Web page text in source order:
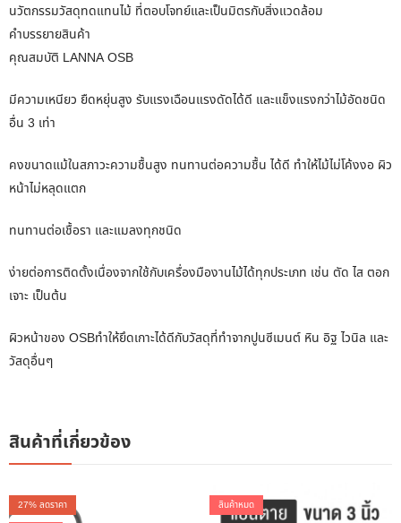
นวัตกรรมวัสดุทดแทนไม้ ที่ตอบโจทย์และเป็นมิตรกับสิ่งแวดล้อม
คำบรรยายสินค้า
คุณสมบัติ LANNA OSB
มีความเหนียว ยืดหยุ่นสูง รับแรงเฉือนแรงดัดได้ดี และแข็งแรงกว่าไม้อัดชนิด
อื่น 3 เท่า
คงขนาดแม้ในสภาวะความชื้นสูง ทนทานต่อความชื้น ได้ดี ทำให้ไม้ไม่โค้งงอ ผิว
หน้าไม่หลุดแตก
ทนทานต่อเชื้อรา และแมลงทุกชนิด
ง่ายต่อการติดตั้งเนื่องจากใช้กับเครื่องมืองานไม้ได้ทุกประเภท เช่น ตัด ไส ตอก
เจาะ เป็นต้น
ผิวหน้าของ OSBทำให้ยึดเกาะได้ดีกับวัสดุที่ทำจากปูนซีเมนต์ หิน อิฐ ไวนิล และ
วัสดุอื่นๆ
สินค้าที่เกี่ยวข้อง
27% ลดราคา
สินค้าหมด